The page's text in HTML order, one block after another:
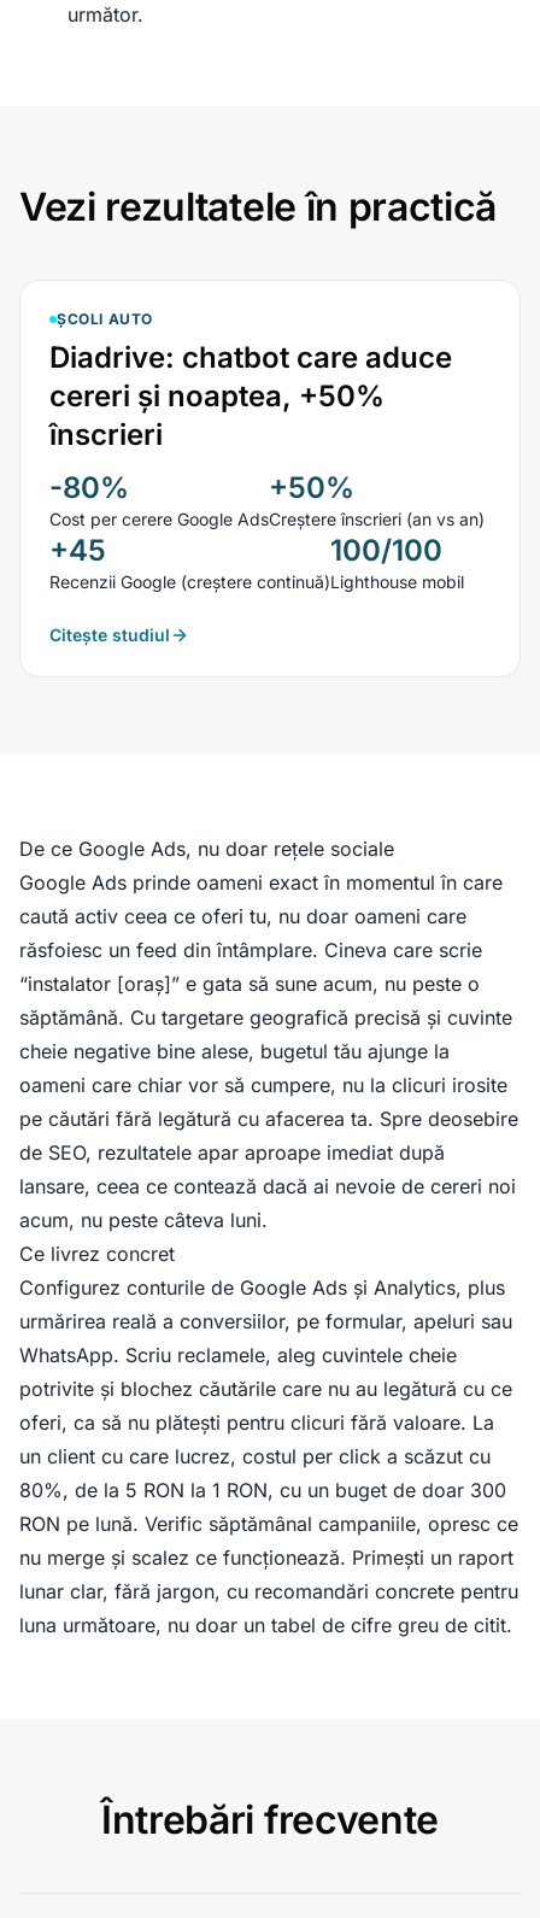
următor.
Vezi rezultatele în practică
ȘCOLI AUTO
Diadrive: chatbot care aduce
cereri și noaptea, +50%
înscrieri
-80%
Cost per cerere Google Ads
+50%
Creștere înscrieri (an vs an)
+45
Recenzii Google (creștere continuă)
100/100
Lighthouse mobil
Citește studiul
De ce Google Ads, nu doar rețele sociale
Google Ads prinde oameni exact în momentul în care
caută activ ceea ce oferi tu, nu doar oameni care
răsfoiesc un feed din întâmplare. Cineva care scrie
“instalator [oraș]” e gata să sune acum, nu peste o
săptămână. Cu targetare geografică precisă și cuvinte
cheie negative bine alese, bugetul tău ajunge la
oameni care chiar vor să cumpere, nu la clicuri irosite
pe căutări fără legătură cu afacerea ta. Spre deosebire
de SEO, rezultatele apar aproape imediat după
lansare, ceea ce contează dacă ai nevoie de cereri noi
acum, nu peste câteva luni.
Ce livrez concret
Configurez conturile de Google Ads și Analytics, plus
urmărirea reală a conversiilor, pe formular, apeluri sau
WhatsApp. Scriu reclamele, aleg cuvintele cheie
potrivite și blochez căutările care nu au legătură cu ce
oferi, ca să nu plătești pentru clicuri fără valoare. La
un client cu care lucrez, costul per click a scăzut cu
80%, de la 5 RON la 1 RON, cu un buget de doar 300
RON pe lună. Verific săptămânal campaniile, opresc ce
nu merge și scalez ce funcționează. Primești un raport
lunar clar, fără jargon, cu recomandări concrete pentru
luna următoare, nu doar un tabel de cifre greu de citit.
Întrebări frecvente